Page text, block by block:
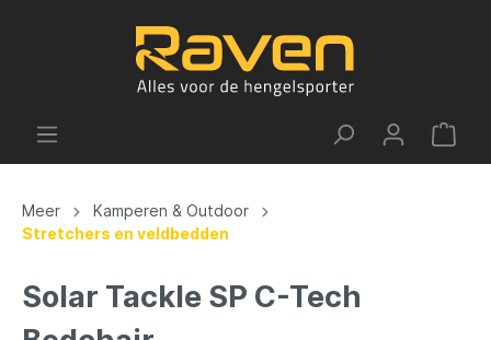
Meer
Kamperen & Outdoor
Stretchers en veldbedden
Solar Tackle SP C-Tech